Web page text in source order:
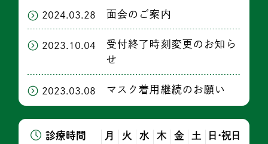
2024.03.28 面会のご案内
2023.10.04
受付終了時刻変更のお知ら
せ
2023.03.08 マスク着用継続のお願い
診療時間 月 火 水 木 金 土 日･祝日